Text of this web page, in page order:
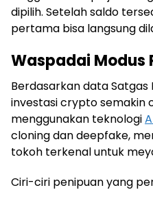
dipilih. Setelah saldo
pertama bisa langsung
Waspadai Modus
Berdasarkan data Satgas
investasi crypto semakin
menggunakan teknologi
cloning dan deepfake,
tokoh terkenal untuk
Ciri-ciri penipuan yang